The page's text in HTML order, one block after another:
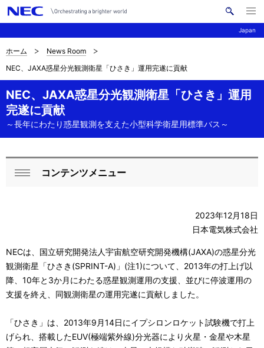
Japan
イ
メ
ニ
ュ
ナ
ビ
ゲ
ー
シ
サ
ト
内
の
現
ホーム
News Room
NEC、JAXA惑星分光観測衛星「ひさき」運用完遂に貢献
NEC、JAXA惑星分光観測衛星「ひさき」運用
完遂に貢献
～長年にわたり惑星観測を支えた小型科学衛星用標準バス～
ロ
ナ
ビ
ー
コンテンツメニュー
2023年12月18日
日本電気株式会社
NECは、国立研究開発法人宇宙航空研究開発機構(JAXA)の惑星分光
観測衛星「ひさき(SPRINT-A)」(注1)について、2013年の打上げ以
降、10年と3か月にわたる惑星観測運用の支援、並びに停波運用の
支援を終え、同観測衛星の運用完遂に貢献しました。
「ひさき」は、2013年9月14日にイプシロンロケット試験機で打上
げられ、搭載したEUV(極端紫外線)分光器により火星・金星や木星